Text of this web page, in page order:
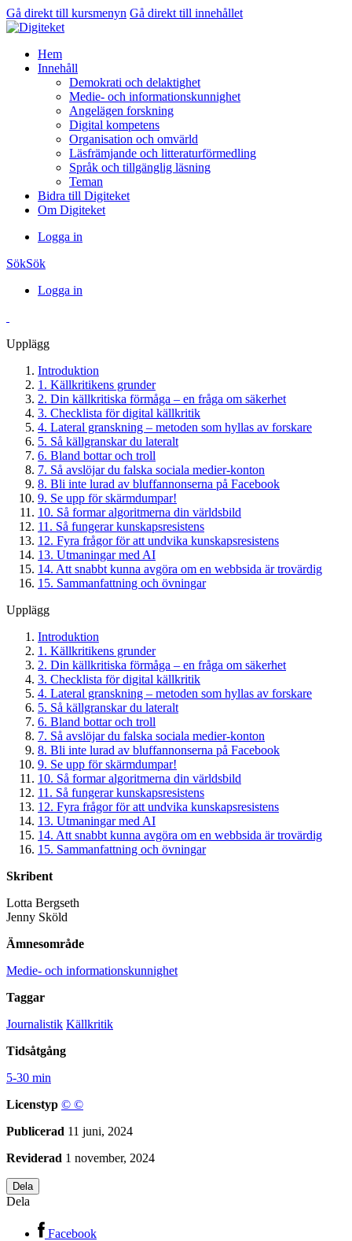
Gå direkt till kursmenyn Gå direkt till innehållet
Hem
Innehåll
Demokrati och delaktighet
Medie- och informationskunnighet
Angelägen forskning
Digital kompetens
Organisation och omvärld
Läsfrämjande och litteraturförmedling
Språk och tillgänglig läsning
Teman
Bidra till Digiteket
Om Digiteket
Logga in
SökSök
Logga in
Upplägg
Introduktion
1. Källkritikens grunder
2. Din källkritiska förmåga – en fråga om säkerhet
3. Checklista för digital källkritik
4. Lateral granskning – metoden som hyllas av forskare
5. Så källgranskar du lateralt
6. Bland bottar och troll
7. Så avslöjar du falska sociala medier-konton
8. Bli inte lurad av bluffannonserna på Facebook
9. Se upp för skärmdumpar!
10. Så formar algoritmerna din världsbild
11. Så fungerar kunskapsresistens
12. Fyra frågor för att undvika kunskapsresistens
13. Utmaningar med AI
14. Att snabbt kunna avgöra om en webbsida är trovärdig
15. Sammanfattning och övningar
Upplägg
Introduktion
1. Källkritikens grunder
2. Din källkritiska förmåga – en fråga om säkerhet
3. Checklista för digital källkritik
4. Lateral granskning – metoden som hyllas av forskare
5. Så källgranskar du lateralt
6. Bland bottar och troll
7. Så avslöjar du falska sociala medier-konton
8. Bli inte lurad av bluffannonserna på Facebook
9. Se upp för skärmdumpar!
10. Så formar algoritmerna din världsbild
11. Så fungerar kunskapsresistens
12. Fyra frågor för att undvika kunskapsresistens
13. Utmaningar med AI
14. Att snabbt kunna avgöra om en webbsida är trovärdig
15. Sammanfattning och övningar
Skribent
Lotta Bergseth
Jenny Sköld
Ämnesområde
Medie- och informationskunnighet
Taggar
Journalistik Källkritik
Tidsåtgång
5-30 min
Licenstyp © ©
Publicerad 11 juni, 2024
Reviderad 1 november, 2024
Dela
Dela
Facebook